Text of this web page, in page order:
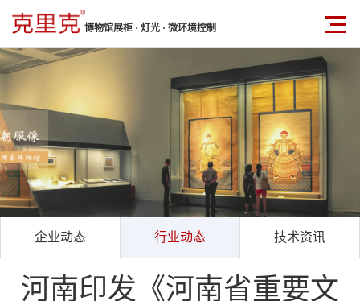
博物馆展柜 · 灯光 · 微环境控制
企业动态 行业动态 技术资讯
河南印发《河南省重要文